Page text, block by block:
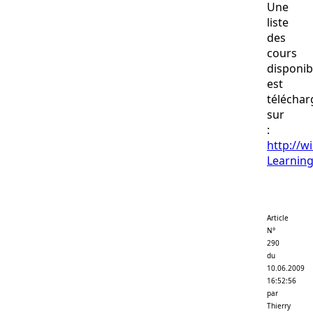
Une
liste
des
cours
est
sur
:
http://
Article
N°
290
du
10.06.2009
16:52:56
par
Thierry